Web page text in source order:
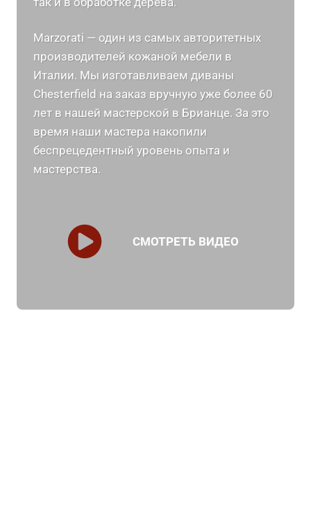
Marzorati — один из самых авторитетных
производителей кожаной мебели в
Италии. Мы изготавливаем диваны
Chesterfield на заказ вручную уже более 60
лет в нашей мастерской в Брианце. За это
время наши мастера накопили
беспрецедентный уровень опыта и
мастерства.
СМОТРЕТЬ ВИДЕО